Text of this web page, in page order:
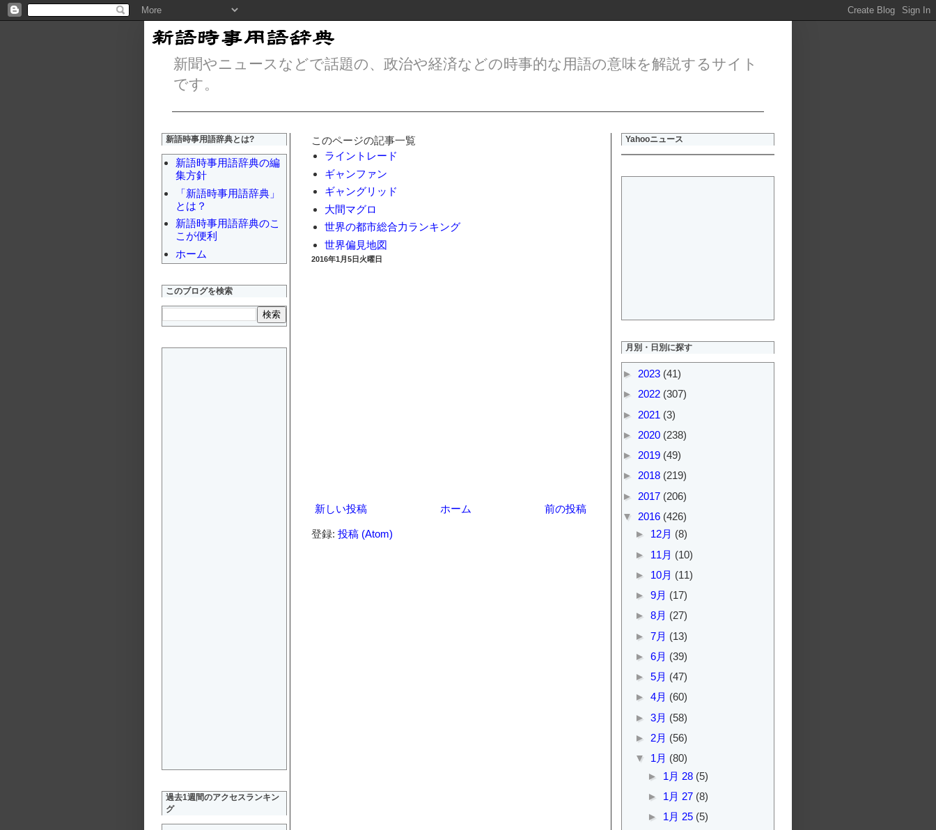
新聞やニュースなどで話題の、政治や経済などの時事的な用語の意味を解説するサイト
です。
このページの記事一覧
ライントレード
ギャンファン
ギャングリッド
大間マグロ
世界の都市総合力ランキング
世界偏見地図
2016年1月5日火曜日
新しい投稿 前の投稿
ホーム
登録: 投稿 (Atom)
新語時事用語辞典とは?
新語時事用語辞典の編
集方針
「新語時事用語辞典」
とは？
新語時事用語辞典のこ
こが便利
ホーム
このブログを検索
過去1週間のアクセスランキン
グ
Yahooニュース
月別・日別に探す
► 2023 (41)
► 2022 (307)
► 2021 (3)
► 2020 (238)
► 2019 (49)
► 2018 (219)
► 2017 (206)
▼ 2016 (426)
► 12月 (8)
► 11月 (10)
► 10月 (11)
► 9月 (17)
► 8月 (27)
► 7月 (13)
► 6月 (39)
► 5月 (47)
► 4月 (60)
► 3月 (58)
► 2月 (56)
▼ 1月 (80)
► 1月 28 (5)
► 1月 27 (8)
► 1月 25 (5)